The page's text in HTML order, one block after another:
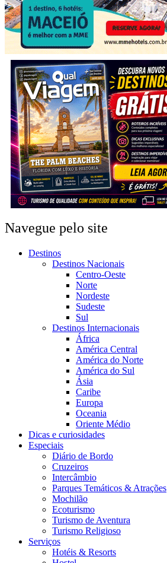
Navegue pelo site
Destinos
Destinos Nacionais
Centro-Oeste
Norte
Nordeste
Sudeste
Sul
Destinos Internacionais
África
América Central
América do Norte
América do Sul
Ásia
Caribe
Europa
Oceania
Oriente Médio
Dicas e curiosidades
Especiais
Diário de Bordo
Cruzeiros
Intercâmbio
Parques Temáticos & Atrações
Mochilão
Ecoturismo
Turismo de Aventura
Turismo Religioso
Serviços
Hotéis & Resorts